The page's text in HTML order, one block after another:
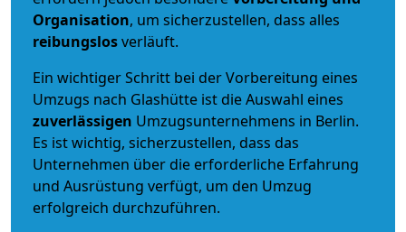
Organisation, um sicherzustellen, dass alles
reibungslosverläuft.
Ein wichtiger Schritt bei der Vorbereitung eines
Umzugs nach Glashütte ist die Auswahl eines
zuverlässigen Umzugsunternehmens in Berlin.
Es ist wichtig, sicherzustellen, dass das
Unternehmen über die erforderliche Erfahrung
und Ausrüstung verfügt, um den Umzug
erfolgreich durchzuführen.